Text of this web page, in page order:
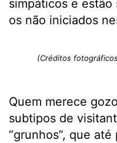
simpáticos e
os não iniciados
(Créditos
Quem merece
subtipos de
“grunhos”, que